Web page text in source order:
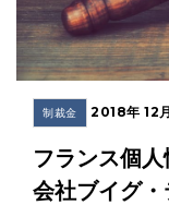
制裁金 2018年 12
フランス個
会社ブイグ